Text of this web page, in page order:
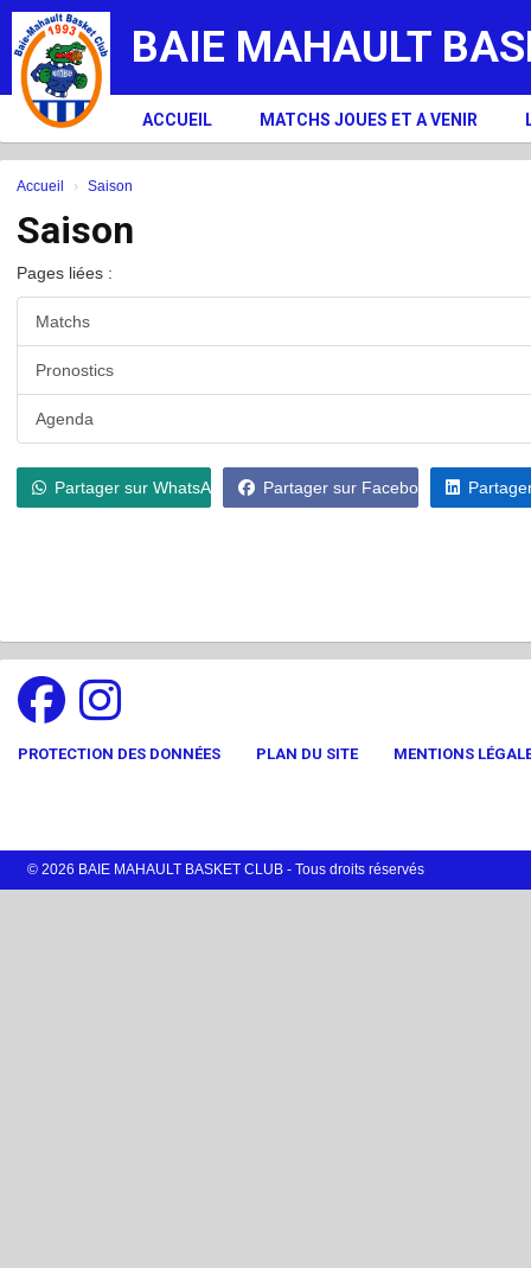
BAIE MAHAULT
ACCUEIL MATCHS JOUES ET A VENIR
Accueil Saison
Saison
Pages liées :
Matchs
Pronostics
Agenda
Partager sur WhatsApp Partager sur Facebook
PROTECTION DES DONNÉES PLAN DU SITE MENTIONS
© 2026 BAIE MAHAULT BASKET CLUB - Tous droits réservés
Panneau de gestion des cookies